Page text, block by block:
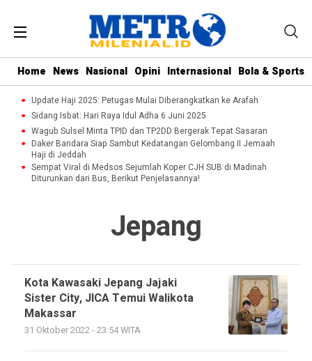
Home News Nasional Opini Internasional Bola & Sports
Update Haji 2025: Petugas Mulai Diberangkatkan ke Arafah
Sidang Isbat: Hari Raya Idul Adha 6 Juni 2025
Wagub Sulsel Minta TPID dan TP2DD Bergerak Tepat Sasaran
Daker Bandara Siap Sambut Kedatangan Gelombang II Jemaah
Haji di Jeddah
Sempat Viral di Medsos Sejumlah Koper CJH SUB di Madinah
Diturunkan dari Bus, Berikut Penjelasannya!
Jepang
Kota Kawasaki Jepang Jajaki
Sister City, JICA Temui Walikota
Makassar
31 Oktober 2022 - 23:54 WITA